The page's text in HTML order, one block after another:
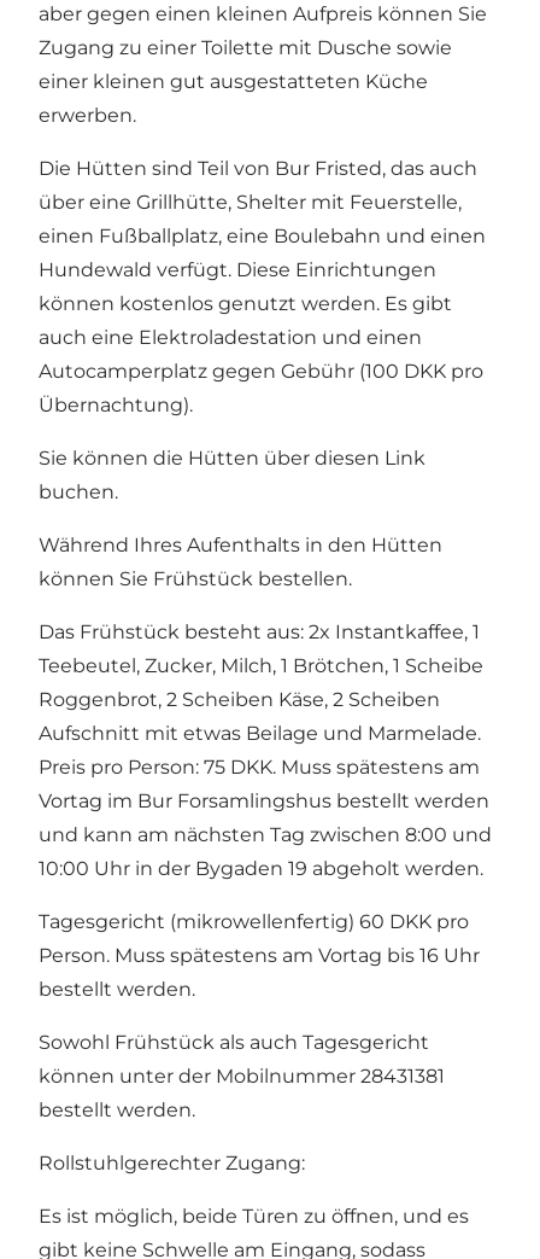
aber gegen einen kleinen Aufpreis können Sie
Zugang zu einer Toilette mit Dusche sowie
einer kleinen gut ausgestatteten Küche
erwerben.
Die Hütten sind Teil von Bur Fristed, das auch
über eine Grillhütte, Shelter mit Feuerstelle,
einen Fußballplatz, eine Boulebahn und einen
Hundewald verfügt. Diese Einrichtungen
können kostenlos genutzt werden. Es gibt
auch eine Elektroladestation und einen
Autocamperplatz gegen Gebühr (100 DKK pro
Übernachtung).
Sie können die Hütten über diesen Link
buchen.
Während Ihres Aufenthalts in den Hütten
können Sie Frühstück bestellen.
Das Frühstück besteht aus: 2x Instantkaffee, 1
Teebeutel, Zucker, Milch, 1 Brötchen, 1 Scheibe
Roggenbrot, 2 Scheiben Käse, 2 Scheiben
Aufschnitt mit etwas Beilage und Marmelade.
Preis pro Person: 75 DKK. Muss spätestens am
Vortag im Bur Forsamlingshus bestellt werden
und kann am nächsten Tag zwischen 8:00 und
10:00 Uhr in der Bygaden 19 abgeholt werden.
Tagesgericht (mikrowellenfertig) 60 DKK pro
Person. Muss spätestens am Vortag bis 16 Uhr
bestellt werden.
Sowohl Frühstück als auch Tagesgericht
können unter der Mobilnummer 28431381
bestellt werden.
Rollstuhlgerechter Zugang:
Es ist möglich, beide Türen zu öffnen, und es
gibt keine Schwelle am Eingang, sodass